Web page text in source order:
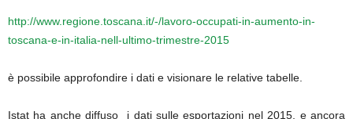
http://www.regione.toscana.it/-/lavoro-occupati-in-aumento-in-
toscana-e-in-italia-nell-ultimo-trimestre-2015
è possibile approfondire i dati e visionare le relative tabelle.
Istat ha anche diffuso i dati sulle esportazioni nel 2015, e ancora